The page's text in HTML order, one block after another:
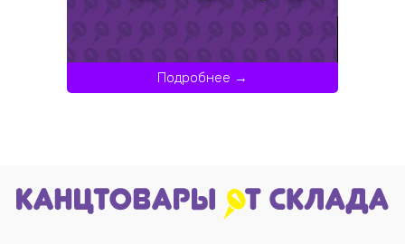
Подробнее →